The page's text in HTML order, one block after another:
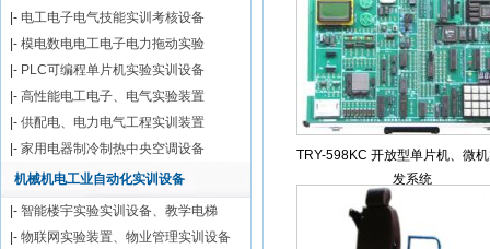
TRY-598KC 开放型单片机、微
发系统
|- 电工电子电气技能实训考核设备
|- 模电数电电工电子电力拖动实验
|- PLC可编程单片机实验实训设备
|- 高性能电工电子、电气实验装置
|- 供配电、电力电气工程实训装置
|- 家用电器制冷制热中央空调设备
机械机电工业自动化实训设备
|- 智能楼宇实验实训设备、教学电梯
|- 物联网实验装置、物业管理实训设备